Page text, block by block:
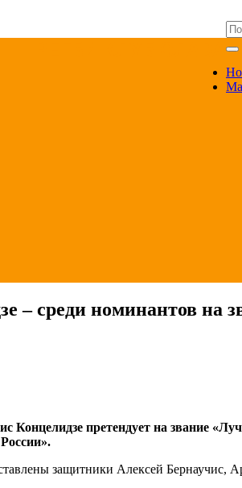
– среди номинантов на
претендует на звание
защитники Алексей